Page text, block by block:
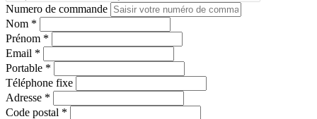
Numero de commande
Nom *
Prénom *
Email *
Portable *
Téléphone fixe
Adresse *
Code postal *